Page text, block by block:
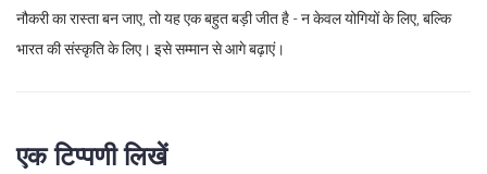
नौकरी का रास्ता बन जाए, तो यह एक बहुत बड़ी जीत है - न केवल योगियों के लिए, बल्कि
भारत की संस्कृति के लिए। इसे सम्मान से आगे बढ़ाएं।
एक टिप्पणी लिखें